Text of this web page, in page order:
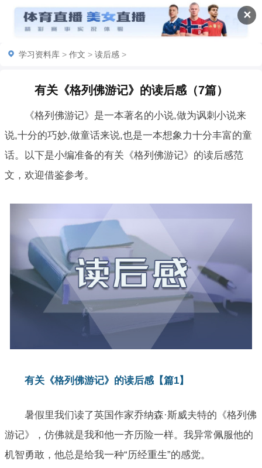
✕
学习资料库 > 作文 > 读后感 >
有关《格列佛游记》的读后感（7篇）
《格列佛游记》是一本著名的小说,做为讽刺小说来
说,十分的巧妙,做童话来说,也是一本想象力十分丰富的童
话。以下是小编准备的有关《格列佛游记》的读后感范
文，欢迎借鉴参考。
有关《格列佛游记》的读后感【篇1】
暑假里我们读了英国作家乔纳森·斯威夫特的《格列佛
游记》，仿佛就是我和他一齐历险一样。我异常佩服他的
机智勇敢，他总是给我一种“历经重生”的感觉。